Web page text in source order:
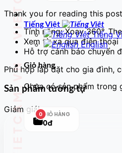
Tiếng Việt
Tiếng
English
Giỏ hàng
Chưa có sản phẩm trong
0 GIỎ HÀNG
0đ
Thank you for reading this
Tính năng: Xoay 360°,
Xem từ xa qua điện thoại
Hỗ trợ cảnh báo chuyển
Phù hợp lắp đặt cho gia đình,
Sản phẩm tương tự
Giảm giá!